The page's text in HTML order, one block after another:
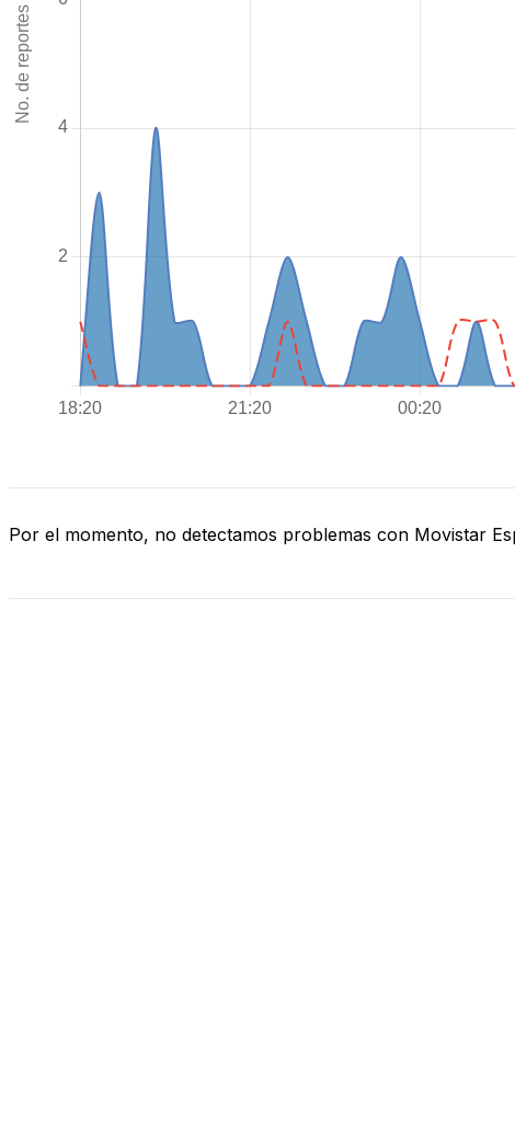
Por el momento, no detectamos problemas con Movistar